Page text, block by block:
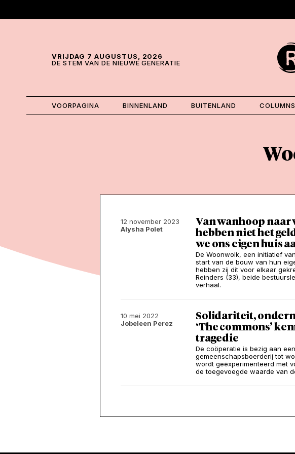
VRIJDAG 7 AUGUSTUS, 2026
DE STEM VAN DE NIEUWE GENERATIE
VOORPAGINA BINNENLAND BUITENLAND COLUMNS
12 november 2023
Alysha Polet
Van wanhoop naar
hebben niet het
we ons eigen huis
De Woonwolk, een initiatief
start van de bouw van hun
hebben zij dit voor elkaar
Reinders (33), beide
verhaal.
10 mei 2022
Jobeleen Perez
Solidariteit,
‘The commons’
tragedie
De coöperatie is bezig aan
gemeenschapsboerderij tot
wordt geëxperimenteerd met
de toegevoegde waarde van